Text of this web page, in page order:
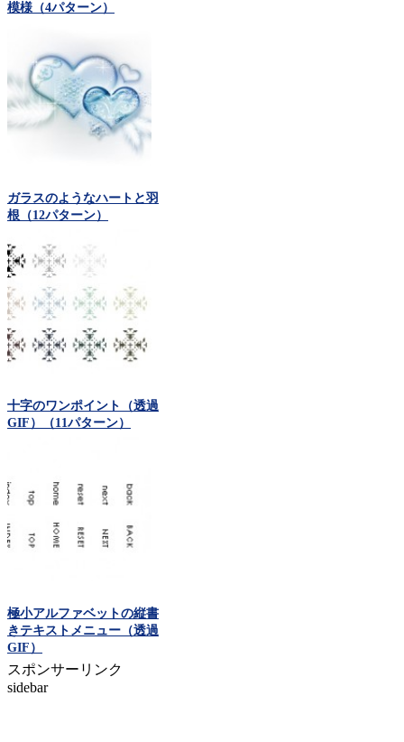
模様（4パターン）
ガラスのようなハートと羽
根（12パターン）
十字のワンポイント（透過
GIF）（11パターン）
極小アルファベットの縦書
きテキストメニュー（透過
GIF）
スポンサーリンク
sidebar